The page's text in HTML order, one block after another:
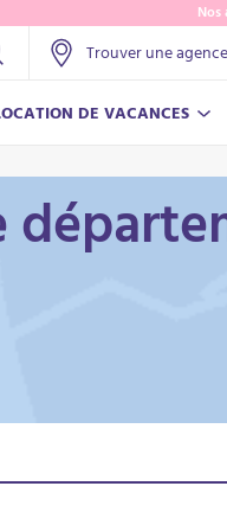
Nos
Trouver une agence
DE VACANCES